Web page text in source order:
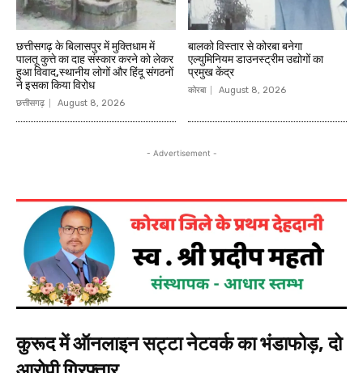
छत्तीसगढ़ के बिलासपुर में मुक्तिधाम में
पालतू कुत्ते का दाह संस्कार करने को लेकर
हुआ विवाद,स्थानीय लोगों और हिंदू संगठनों
ने इसका किया विरोध
छत्तीसगढ़ August 8, 2026
बालको विस्तार से कोरबा बनेगा
एल्युमिनियम डाउनस्ट्रीम उद्योगों का
प्रमुख केंद्र
कोरबा August 8, 2026
- Advertisement -